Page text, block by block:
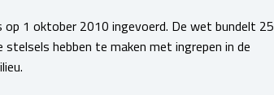
op 1 oktober 2010 ingevoerd. De wet bundelt 25
hebben te maken met ingrepen in de